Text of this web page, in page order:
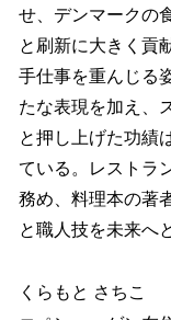
せ、デンマークの
と刷新に大きく貢
手仕事を重んじる
たな表現を加え、
と押し上げた功績
ている。レストラ
務め、料理本の著
と職人技を未来へ
くらもと さちこ